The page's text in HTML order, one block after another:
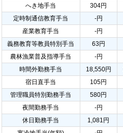
へき地手当
304円
定時制通信教育手当
-円
産業教育手当
-円
義務教育等教員特別手当
63円
農林漁業普及指導手当
-円
時間外勤務手当
18,550円
宿日直手当
105円
管理職員特別勤務手当
580円
夜間勤務手当
-円
休日勤務手当
1,081円